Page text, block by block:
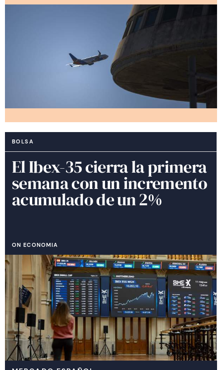
BOLSA
El Ibex-35 cierra la primera
semana con un incremento
acumulado de un 2%
ON ECONOMIA